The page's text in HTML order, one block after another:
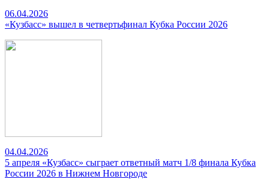
06.04.2026
«Кузбасс» вышел в четвертьфинал Кубка России 2026
04.04.2026
5 апреля «Кузбасс» сыграет ответный матч 1/8 финала Кубка
России 2026 в Нижнем Новгороде